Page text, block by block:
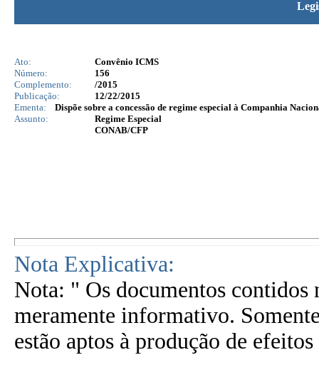
Ato:
Convênio ICMS
Número:
156
Complemento:
/2015
Publicação:
12/22/2015
Ementa:
Dispõe sobre a concessão de regime especial à Companhia
Assunto:
Regime Especial
CONAB/CFP
Nota Explicativa:
Nota: " Os documentos contidos
meramente informativo.
estão aptos à produção de